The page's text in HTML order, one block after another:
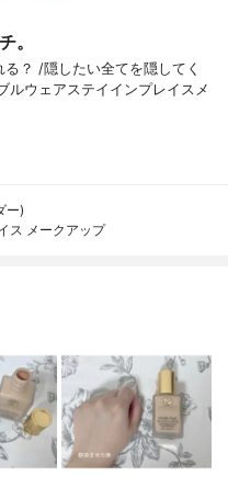
。
？ /⁡⁡隠したい全てを隠してく
ルウェアステイインプレイスメ
ー)
ス メークアップ